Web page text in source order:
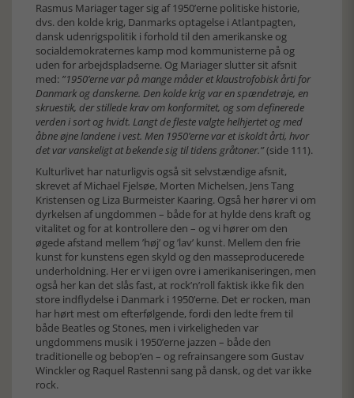
Rasmus Mariager tager sig af 1950’erne politiske historie,
dvs. den kolde krig, Danmarks optagelse i Atlantpagten,
dansk udenrigspolitik i forhold til den amerikanske og
socialdemokraternes kamp mod kommunisterne på og
uden for arbejdspladserne. Og Mariager slutter sit afsnit
med: ”1950’erne var på mange måder et klaustrofobisk årti for
Danmark og danskerne. Den kolde krig var en spændetrøje, en
skruestik, der stillede krav om konformitet, og som definerede
verden i sort og hvidt. Langt de fleste valgte helhjertet og med
åbne øjne landene i vest. Men 1950’erne var et iskoldt årti, hvor
det var vanskeligt at bekende sig til tidens gråtoner.”(side 111).
Kulturlivet har naturligvis også sit selvstændige afsnit,
skrevet af Michael Fjelsøe, Morten Michelsen, Jens Tang
Kristensen og Liza Burmeister Kaaring. Også her hører vi om
dyrkelsen af ungdommen – både for at hylde dens kraft og
vitalitet og for at kontrollere den – og vi hører om den
øgede afstand mellem ’høj’ og ’lav’ kunst. Mellem den frie
kunst for kunstens egen skyld og den masseproducerede
underholdning. Her er vi igen ovre i amerikaniseringen, men
også her kan det slås fast, at rock’n’roll faktisk ikke fik den
store indflydelse i Danmark i 1950’erne. Det er rocken, man
har hørt mest om efterfølgende, fordi den ledte frem til
både Beatles og Stones, men i virkeligheden var
ungdommens musik i 1950’erne jazzen – både den
traditionelle og bebop’en – og refrainsangere som Gustav
Winckler og Raquel Rastenni sang på dansk, og det var ikke
rock.